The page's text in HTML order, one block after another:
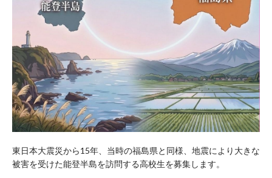
東日本大震災から15年、当時の福島県と同様、地震により大きな
被害を受けた能登半島を訪問する高校生を募集します。